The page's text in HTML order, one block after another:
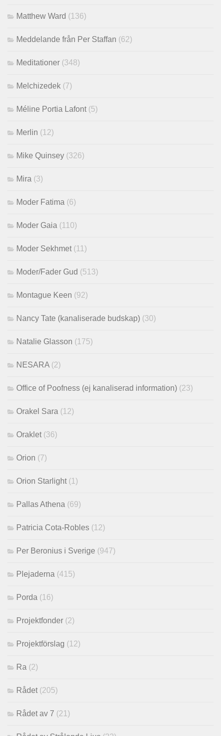
Matthew Ward (136)
Meddelande från Per Staffan (62)
Meditationer (348)
Melchizedek (7)
Méline Portia Lafont (5)
Merlin (12)
Mike Quinsey (326)
Mira (3)
Moder Fatima (6)
Moder Gaia (110)
Moder Sekhmet (11)
Moder/Fader Gud (513)
Montague Keen (92)
Nancy Tate (kanaliserade budskap) (30)
Natalie Glasson (175)
NESARA (2)
Office of Poofness (ej kanaliserad information) (23)
Orakel Sara (12)
Oraklet (36)
Orion (7)
Orion Starlight (1)
Pallas Athena (69)
Patricia Cota-Robles (12)
Per Beronius i Sverige (947)
Plejaderna (415)
Porda (16)
Projektfonder (2)
Projektförslag (12)
Ra (2)
Rådet (205)
Rådet av 7 (21)